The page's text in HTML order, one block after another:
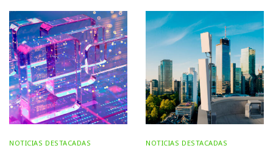
NOTICIAS DESTACADAS NOTICIAS DESTACADAS